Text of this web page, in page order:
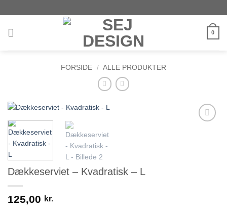
til
indhold
0
FORSIDE / ALLE PRODUKTER
Dækkeserviet – Kvadratisk – L
125,00 kr.